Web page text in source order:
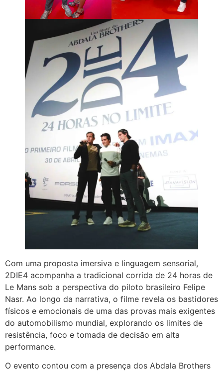
Com uma proposta imersiva e linguagem sensorial,
2DIE4 acompanha a tradicional corrida de 24 horas de
Le Mans sob a perspectiva do piloto brasileiro Felipe
Nasr. Ao longo da narrativa, o filme revela os bastidores
físicos e emocionais de uma das provas mais exigentes
do automobilismo mundial, explorando os limites de
resistência, foco e tomada de decisão em alta
performance.
O evento contou com a presença dos Abdala Brothers